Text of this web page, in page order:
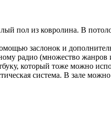
пол из ковролина. В
заслонок и
радио (множество жанров
который тоже можно
система. В зале